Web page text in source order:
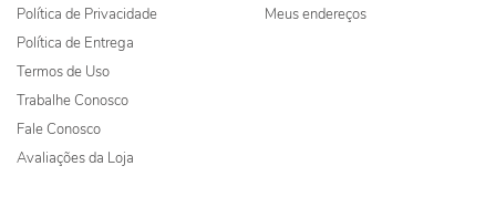
Política de Privacidade
Política de Entrega
Termos de Uso
Trabalhe Conosco
Fale Conosco
Avaliações da Loja
Meus endereços